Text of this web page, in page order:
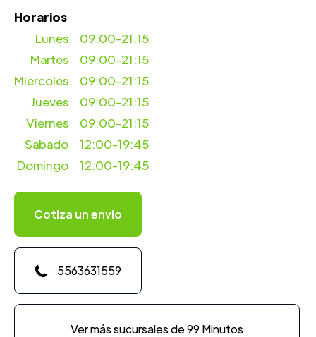
Horarios
09:00-21:15
Martes
Miercoles
Lunes
09:00-21:15
09:00-21:15
Jueves
09:00-21:15
Viernes
09:00-21:15
Sabado
12:00-19:45
Domingo
12:00-19:45
Cotiza un envio
5563631559
Ver más sucursales de 99 Minutos